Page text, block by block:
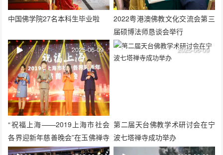
中国佛学院27名本科生毕业啦
2022粤港澳佛教文化交流会第三
届硕博法师恳谈会举行
“祝福上海——2019上海市社会
各界迎新年慈善晚会”在玉佛禅寺
举行
2025-06-09
第二届天台佛教学术研讨会在宁
波七塔禅寺成功举办
2025-06-09